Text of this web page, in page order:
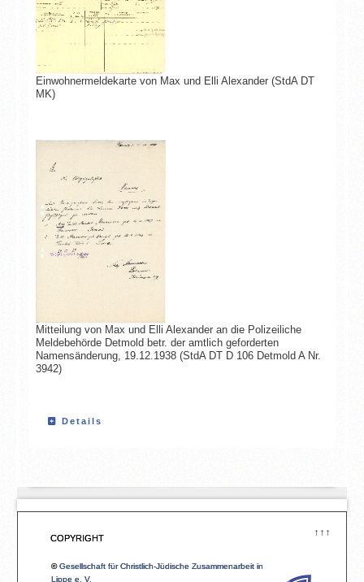
↑↑↑
COPYRIGHT
©Gesellschaft für Christlich-Jüdische Zusammenarbeit in
Lippe e. V.
Einwohnermeldekarte von Max und Elli Alexander (StdA DT
MK)
Mitteilung von Max und Elli Alexander an die Polizeiliche
Meldebehörde Detmold betr. der amtlich geforderten
Namensänderung, 19.12.1938 (StdA DT D 106 Detmold A Nr.
3942)
Details